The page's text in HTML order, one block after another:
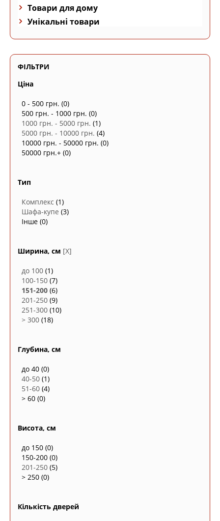
Товари для дому
Унікальні товари
ФІЛЬТРИ
Ціна
0 - 500 грн. (0)
500 грн. - 1000 грн. (0)
1000 грн. - 5000 грн. (1)
5000 грн. - 10000 грн. (4)
10000 грн. - 50000 грн. (0)
50000 грн.+ (0)
Тип
Комплекс (1)
Шафа-купе (3)
Інше (0)
Ширина, см [X]
до 100 (1)
100-150 (7)
151-200 (6)
201-250 (9)
251-300 (10)
> 300 (18)
Глубина, см
до 40 (0)
40-50 (1)
51-60 (4)
> 60 (0)
Висота, см
до 150 (0)
150-200 (0)
201-250 (5)
> 250 (0)
Кількість дверей